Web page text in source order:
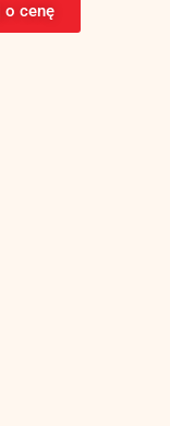
o cenę